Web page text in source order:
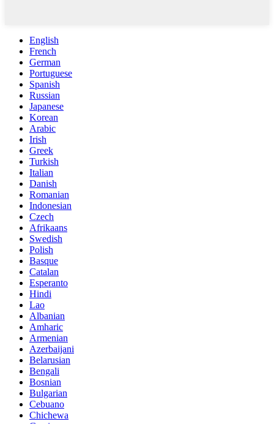
English
French
German
Portuguese
Spanish
Russian
Japanese
Korean
Arabic
Irish
Greek
Turkish
Italian
Danish
Romanian
Indonesian
Czech
Afrikaans
Swedish
Polish
Basque
Catalan
Esperanto
Hindi
Lao
Albanian
Amharic
Armenian
Azerbaijani
Belarusian
Bengali
Bosnian
Bulgarian
Cebuano
Chichewa